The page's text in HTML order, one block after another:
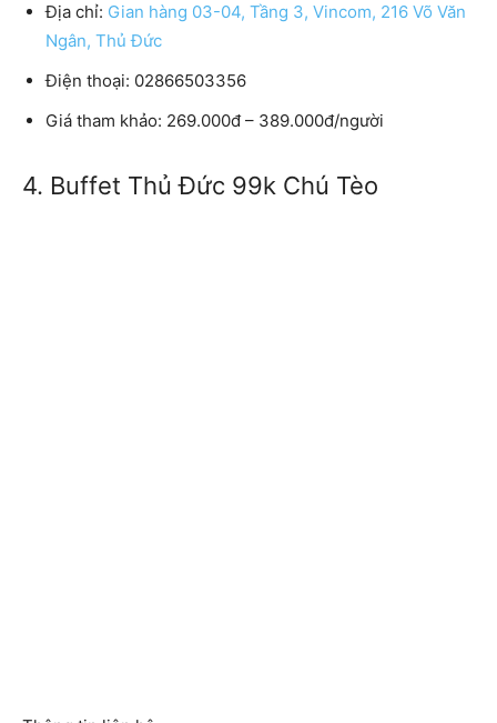
Địa chỉ: Gian hàng 03-04, Tầng 3, Vincom, 216 Võ Văn
Ngân, Thủ Đức
Điện thoại: 02866503356
Giá tham khảo: 269.000đ – 389.000đ/người
4. Buffet Thủ Đức 99k Chú Tèo